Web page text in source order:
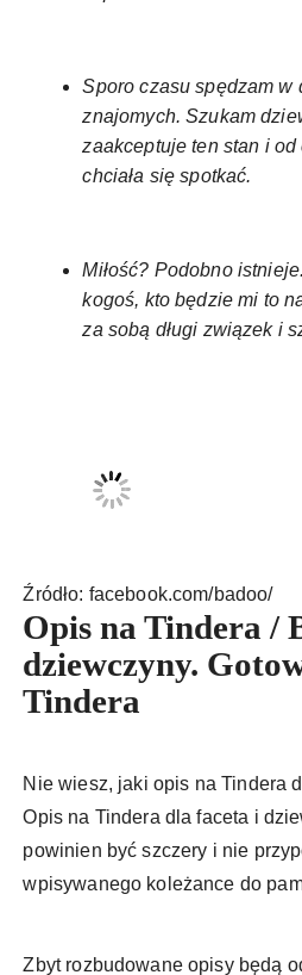
Sporo czasu spędzam
znajomych. Szukam
zaakceptuje ten stan i
chciała się spotkać.
Miłość? Podobno
kogoś, kto będzie mi to
za sobą długi związek i
Źródło: facebook.com/badoo/
Opis na Tindera /
dziewczyny.
Tindera
Nie wiesz, jaki opis na Tindera
Opis na Tindera dla faceta i
powinien być szczery i nie
wpisywanego koleżance do
Zbyt rozbudowane opisy będą